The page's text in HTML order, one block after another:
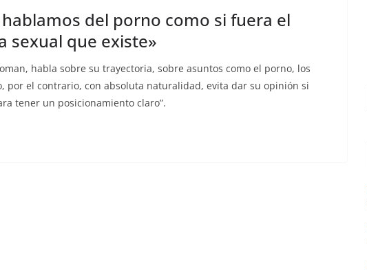
del porno como si fuera el
sexual que existe»
habla sobre su trayectoria, sobre asuntos como el porno, los
por el contrario, con absoluta naturalidad, evita dar su opinión si
tener un posicionamiento claro”.